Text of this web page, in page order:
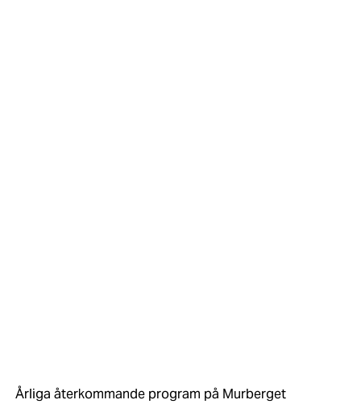
Årliga återkommande program på Murberget